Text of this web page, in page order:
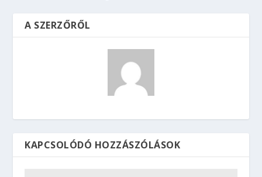
A SZERZŐRŐL
KAPCSOLÓDÓ HOZZÁSZÓLÁSOK